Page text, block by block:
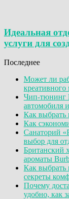
Идеальная
услуги для
Последнее
Может ли
Чип-тюнинг
автомобиля
Как выбрать
Как
Санаторий
выбор для
Британский
ароматы
Как выбрать
секреты
Почему
удобно, как